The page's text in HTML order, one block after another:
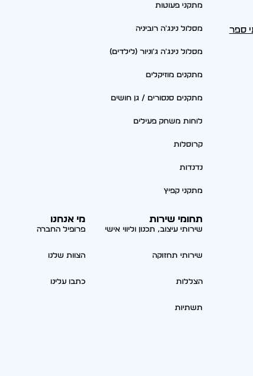
ספר
מתקני פעוטות
מסלול נינג'ה רוביניה
מסלול נינג'ה ג'וניור (לילדים)
מתקנים מוזיקלים
מתקנים סנסורים / גן חושים
לוחות משחק פעילים
קרוסלות
נדנדות
מתקני קפיץ
תחומי שירות
שירותי עיצוב, תכנון וליווי אישי
שירותי תחזוקה
הצללות
תשתיות
מי אנחנו
פרופיל החברה
הצוות שלנו
כתבו עלינו